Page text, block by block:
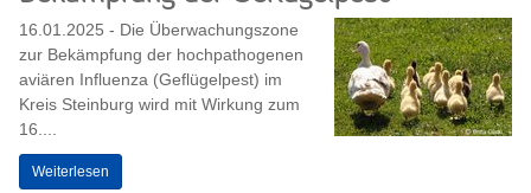
16.01.2025 - Die Überwachungszone
zur Bekämpfung der hochpathogenen
aviären Influenza (Geflügelpest) im
Kreis Steinburg wird mit Wirkung zum
16....
Weiterlesen